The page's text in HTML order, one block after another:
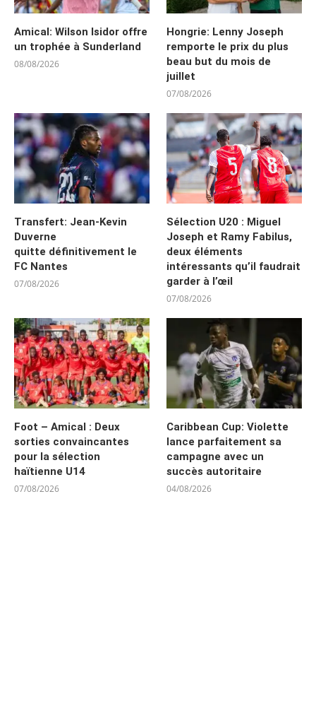
Amical: Wilson Isidor offre
un trophée à Sunderland
08/08/2026
Hongrie: Lenny Joseph
remporte le prix du plus
beau but du mois de
juillet
07/08/2026
Transfert: Jean-Kevin
Duverne
quitte définitivement le
FC Nantes
07/08/2026
Sélection U20 : Miguel
Joseph et Ramy Fabilus,
deux éléments
intéressants qu’il faudrait
garder à l’œil
07/08/2026
Foot – Amical : Deux
sorties convaincantes
pour la sélection
haïtienne U14
07/08/2026
Caribbean Cup: Violette
lance parfaitement sa
campagne avec un
succès autoritaire
04/08/2026